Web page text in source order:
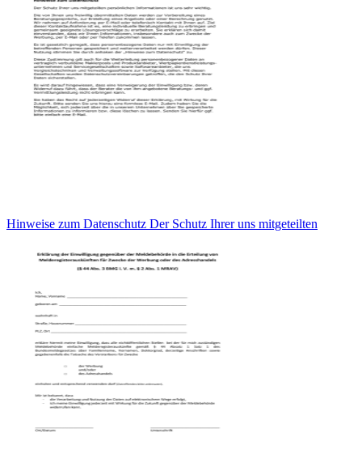
Hinweise zum Datenschutz Der Schutz Ihrer uns mitgeteilten